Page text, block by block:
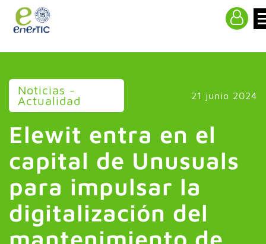
Noticias -
Actualidad 21 junio 2024
Elewit entra en el
capital de Unusuals
para impulsar la
digitalización del
mantenimiento de